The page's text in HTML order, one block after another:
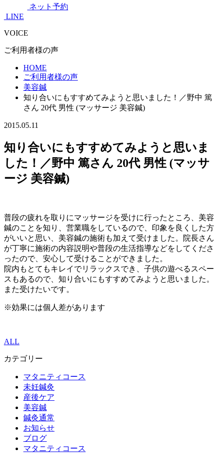
ネット予約
LINE
VOICE
ご利用者様の声
HOME
ご利用者様の声
美容鍼
知り合いにもすすめてみようと思いました！／野中 篤
さん 20代 男性 (マッサージ 美容鍼)
2015.05.11
知り合いにもすすめてみようと思いま
した！／野中 篤さん 20代 男性 (マッサ
ージ 美容鍼)
普段の疲れを取りにマッサージを受けに行ったところ、美容
鍼のことを知り、営業職をしているので、印象を良くした方
がいいと思い、美容鍼の施術も加えて受けました。院長さん
が丁寧に施術の内容説明や普段の生活指導などをしてくださ
ったので、安心して受けることができました。
院内もとてもキレイでリラックスでき、子供の遊べるスペー
スもあるので、知り合いにもすすめてみようと思いました。
また受けたいです。
※効果には個人差があります
ALL
カテゴリー
マタニティコース
未妊鍼灸
産後ケア
美容鍼
鍼灸通常
お知らせ
ブログ
マタニティコース